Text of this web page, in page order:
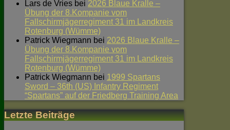
Lars de Vries bei 2026 Blaue Kralle –
Übung der 8.Kompanie vom
Fallschirmjägerregiment 31 im Landkreis
Rotenburg (Wümme)
Patrick Wiegmann bei 2026 Blaue Kralle –
Übung der 8.Kompanie vom
Fallschirmjägerregiment 31 im Landkreis
Rotenburg (Wümme)
Patrick Wiegmann bei 1999 Spartans
Sword – 36th (US) Infantry Regiment
“Spartans” auf der Friedberg Training Area
Letzte Beiträge